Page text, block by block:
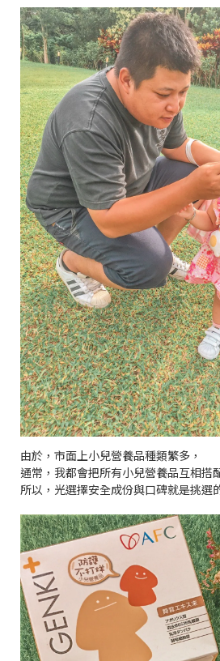
由於，市面上小兒營養品種類繁多，
通常，我都會把所有小兒營養品互相搭
所以，光選擇安全成份與口碑就是挑選